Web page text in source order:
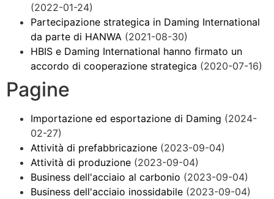
(2022-01-24)
Partecipazione strategica in Daming International
da parte di HANWA (2021-08-30)
HBIS e Daming International hanno firmato un
accordo di cooperazione strategica (2020-07-16)
Pagine
Importazione ed esportazione di Daming (2024-
02-27)
Attività di prefabbricazione (2023-09-04)
Attività di produzione (2023-09-04)
Business dell'acciaio al carbonio (2023-09-04)
Business dell'acciaio inossidabile (2023-09-04)